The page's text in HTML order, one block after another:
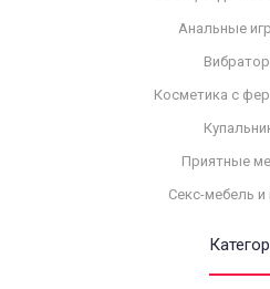
Анальные
Косметика с
Приятные
Секс-мебель и